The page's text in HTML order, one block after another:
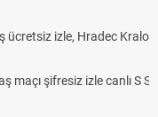
Kralove BJK maçı
izle canlı S Sport Plus